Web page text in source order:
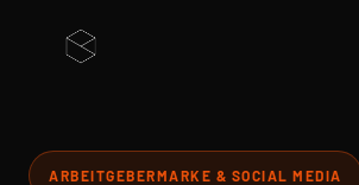
ARBEITGEBERMARKE & SOCIAL MEDIA